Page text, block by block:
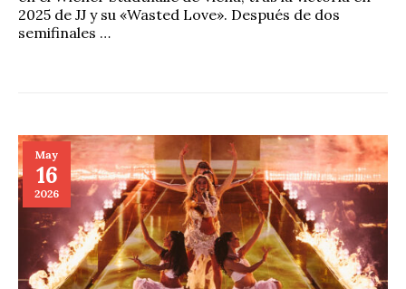
2025 de JJ y su «Wasted Love». Después de dos
semifinales …
May
16
2026